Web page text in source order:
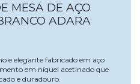
MESA DE AÇO
ADARA
e elegante fabricado em aço
em níquel acetinado que
e duradouro.